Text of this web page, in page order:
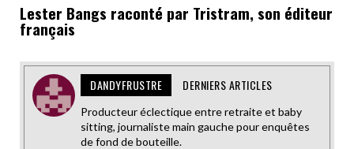
Lester Bangs raconté par Tristram, son éditeur
français
DANDYFRUSTRE DERNIERS ARTICLES
Producteur éclectique entre retraite et baby
sitting, journaliste main gauche pour enquêtes
de fond de bouteille.